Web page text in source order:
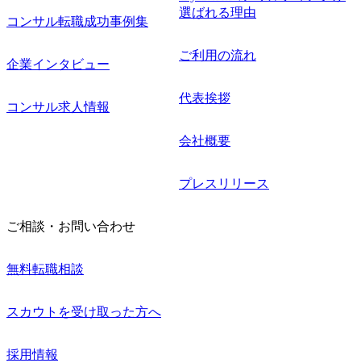
コンサル転職成功事例集
企業インタビュー
コンサル求人情報
選ばれる理由
ご利用の流れ
代表挨拶
会社概要
プレスリリース
ご相談・お問い合わせ
無料転職相談
スカウトを受け取った方へ
採用情報